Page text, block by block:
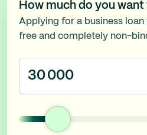
How much do you
Applying for a business
free and completely non-